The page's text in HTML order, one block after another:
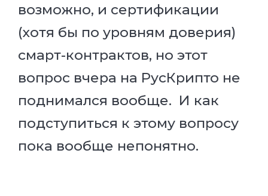
возможно, и сертификации
(хотя бы по уровням доверия)
смарт-контрактов, но этот
вопрос вчера на РусКрипто не
поднимался вообще. И как
подступиться к этому вопросу
пока вообще непонятно.